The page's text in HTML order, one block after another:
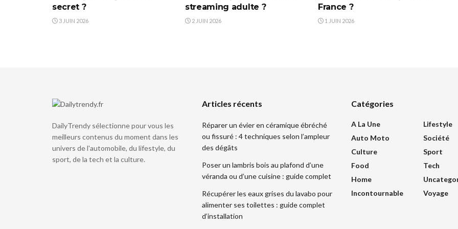
secret ?
3 JUIN 2026
streaming adulte ?
2 JUIN 2026
France ?
1 JUIN 2026
DailyTrendy sélectionne pour vous les
meilleurs contenus du moment dans les
univers de l'automobile, du lifestyle, du
sport, de la tech et la culture.
Articles récents
Réparer un évier en céramique ébréché
ou fissuré : 4 techniques selon l’ampleur
des dégâts
Poser un lambris bois au plafond d’une
véranda ou d’une cuisine : guide complet
Récupérer les eaux grises du lavabo pour
alimenter ses toilettes : guide complet
d’installation
Catégories
A La Une
Auto Moto
Culture
Food
Home
Incontournable
Lifestyle
Société
Sport
Tech
Voyage